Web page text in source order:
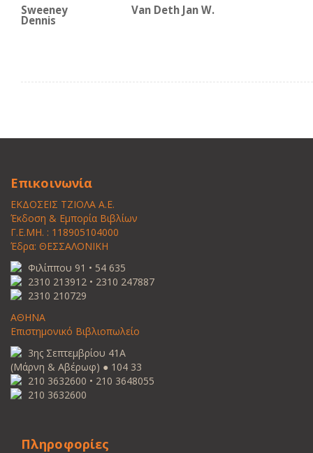
Sweeney
Dennis
Van Deth Jan W.
Επικοινωνία
ΕΚΔΟΣΕΙΣ ΤΖΙΟΛΑ Α.Ε.
Έκδοση & Εμπορία Βιβλίων
Γ.Ε.ΜΗ. : 118905104000
Έδρα: ΘΕΣΣΑΛΟΝΙΚΗ
Φιλίππου 91 • 54 635
2310 213912 • 2310 247887
2310 210729
ΑΘΗΝΑ
Επιστημονικό Βιβλιοπωλείο
3ης Σεπτεμβρίου 41Α
(Μάρνη & Αβέρωφ) ● 104 33
210 3632600 • 210 3648055
210 3632600
Πληροφορίες